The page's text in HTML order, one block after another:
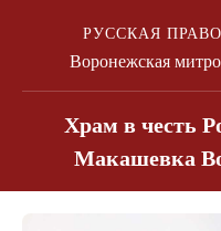
РУССКАЯ
Воронежская
Храм в честь
Макашевка